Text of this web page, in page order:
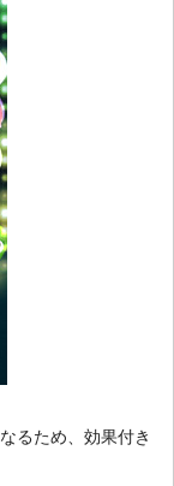
るため、効果付き